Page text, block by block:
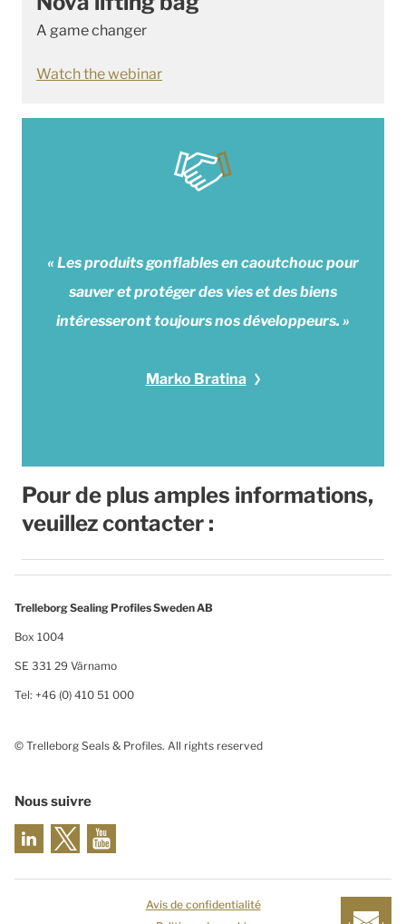
A game changer
Watch the webinar
« Les produits gonflables en caoutchouc pour
sauver et protéger des vies et des biens
intéresseront toujours nos développeurs. »
Marko Bratina
Pour de plus amples informations,
veuillez contacter :
Trelleborg Sealing Profiles Sweden AB
Box 1004
SE 331 29 Värnamo
Tel: +46 (0) 410 51 000
© Trelleborg Seals & Profiles. All rights reserved
Nous suivre
Avis de confidentialité